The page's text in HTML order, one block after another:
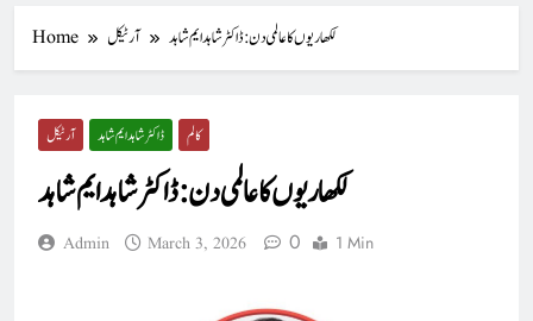
Home آرٹیکل لکھاریوں کا عالمی دن : ڈاکٹر شاہد ایم شاہد
آرٹیکل ڈاکٹر شاہد ایم شاہد کالم
لکھاریوں کا عالمی دن : ڈاکٹر شاہد ایم شاہد
Admin March 3, 2026 0 1 Min